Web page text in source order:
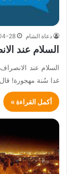
دعاة الشام 28
السلام عند
السلام عند
غدا سُنة مهجورة!
أكمل القراءة »